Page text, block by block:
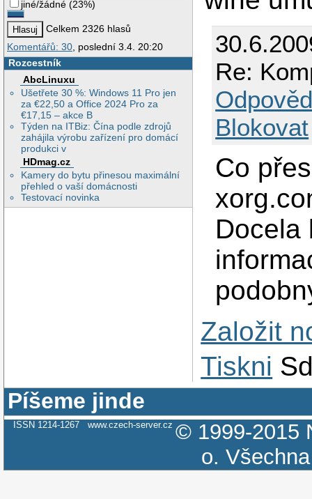
jiné/žádné (23%)
Celkem 2326 hlasů
Komentářů: 30 , poslední 3.4. 20:20
Rozcestník
AbcLinuxu
Ušetřete 30 %: Windows 11 Pro jen
za €22,50 a Office 2024 Pro za
€17,15 – akce B
Týden na ITBiz: Čína podle zdrojů
zahájila výrobu zařízení pro domácí
produkci v
HDmag.cz
Kamery do bytu přinesou maximální
přehled o vaší domácnosti
Testovací novinka
Re:
Blokovat
Co
Docela
Založit
Tiskni
Píšeme jinde
ISSN 1214-1267 www.czech-server.cz © 1999-2015
o.